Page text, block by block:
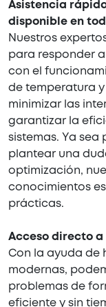
Asistencia
disponible en
Nuestros
para responder
con el
de temperatura
minimizar las
garantizar la
sistemas. Ya sea
plantear una
optimización,
conocimientos
prácticas.
Acceso directo
Con la ayuda de
modernas,
problemas de
eficiente y sin